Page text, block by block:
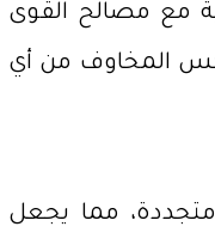
مع مصالح القوى
المخاوف من أي
مما يجعل